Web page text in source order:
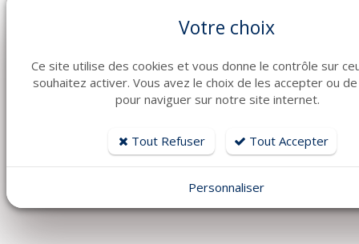
- Bateaux d'occasions sur 10 000 m² avec plus de 100
Chantier naval depuis 1966
(Saint Raphaël, Fréjus, Puget sur Argens)
Jeanneau,Prestige Yachts, Yamaha
bateaux moteurs : www.hexavoile.com
et technique, vente en ligne ...
Votre choix
Ce site utilise des cookies et vous donne le contrôle sur
souhaitez activer. Vous avez le choix de les accepter ou
pour naviguer sur notre site internet.
Tout Refuser Tout Accepter
Personnaliser